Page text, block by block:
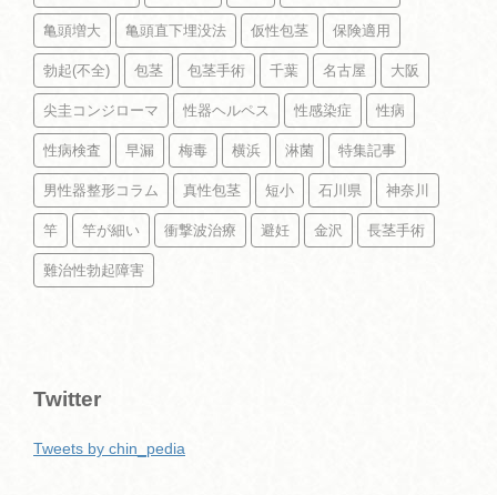
亀頭増大 亀頭直下埋没法 仮性包茎 保険適用
勃起(不全) 包茎 包茎手術 千葉 名古屋 大阪
尖圭コンジローマ 性器ヘルペス 性感染症 性病
性病検査 早漏 梅毒 横浜 淋菌 特集記事
男性器整形コラム 真性包茎 短小 石川県 神奈川
竿 竿が細い 衝撃波治療 避妊 金沢 長茎手術
難治性勃起障害
Twitter
Tweets by chin_pedia